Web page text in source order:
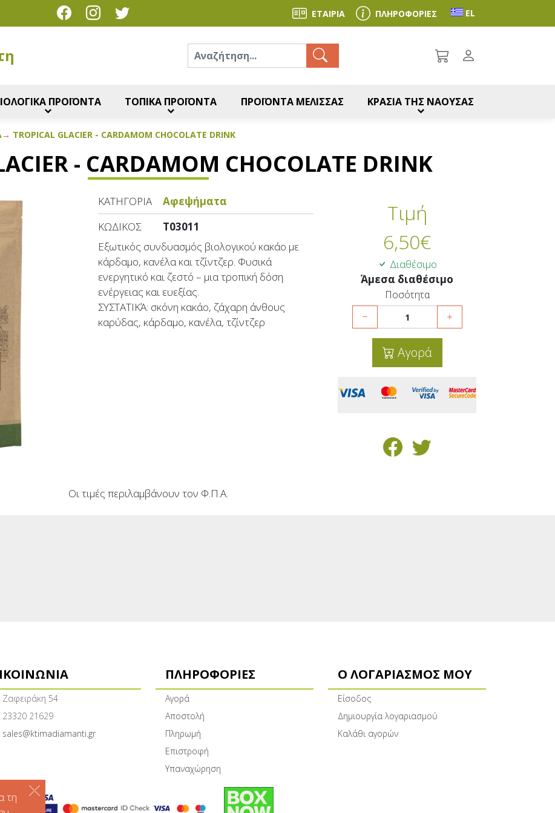
ΕΤΑΙΡΙΑ ΠΛΗΡΟΦΟΡΙΕΣ Toggle language
EL
ΠΡΟΪΟΝΤΑ ΤΟΠΙΚΑ ΠΡΟΪΟΝΤΑ ΠΡΟΪΟΝΤΑ ΜΕΛΙΣΣΑΣ ΚΡΑΣΙΑ ΤΗΣ ΝΑΟΥΣΑΣ
TROPICAL GLACIER - CARDAMOM CHOCOLATE DRINK
- CARDAMOM CHOCOLATE DRINK
ΚΑΤΗΓΟΡΊΑ
Αφεψήματα
ΚΩΔΙΚΌΣ
T03011
Εξωτικός συνδυασμός βιολογικού κακάο με
κάρδαμο, κανέλα και τζίντζερ. Φυσικά
ενεργητικό και ζεστό – μια τροπική δόση
ενέργειας και ευεξίας.
ΣΥΣΤΑΤΙΚΆ: σκόνη κακάο, ζάχαρη άνθους
καρύδας, κάρδαμο, κανέλα, τζίντζερ
Τιμή
6,50€
Διαθέσιμο
Άμεσα διαθέσιμο
Ποσότητα
Αγορά
Οι τιμές περιλαμβάνουν τον Φ.Π.Α.
Ζαφειράκη 54
23320 21629
sales@ktimadiamanti.gr
ΠΛΗΡΟΦΟΡΊΕΣ
Αγορά
Αποστολή
Πληρωμή
Επιστροφή
Υπαναχώρηση
Ο ΛΟΓΑΡΙΑΣΜΌΣ ΜΟΥ
Είσοδος
Δημιουργία λογαριασμού
Καλάθι αγορών
τη